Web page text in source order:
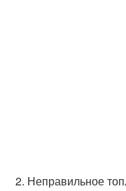
2. Неправильное